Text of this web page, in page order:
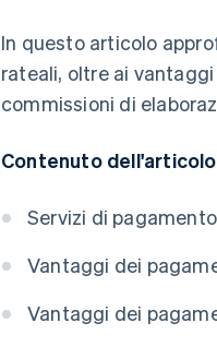
In questo articolo
rateali, oltre ai
commissioni di
Contenuto dell'articolo
Servizi di
Vantaggi dei
Vantaggi dei